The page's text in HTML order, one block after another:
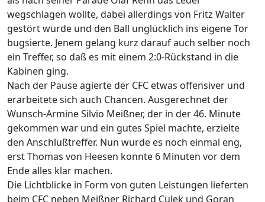
wegschlagen wollte, dabei allerdings von Fritz Walter
gestört wurde und den Ball unglücklich ins eigene Tor
bugsierte. Jenem gelang kurz darauf auch selber noch
ein Treffer, so daß es mit einem 2:0-Rückstand in die
Kabinen ging.
Nach der Pause agierte der CFC etwas offensiver und
erarbeitete sich auch Chancen. Ausgerechnet der
Wunsch-Armine Silvio Meißner, der in der 46. Minute
gekommen war und ein gutes Spiel machte, erzielte
den Anschlußtreffer. Nun wurde es noch einmal eng,
erst Thomas von Heesen konnte 6 Minuten vor dem
Ende alles klar machen.
Die Lichtblicke in Form von guten Leistungen lieferten
beim CFC neben Meißner Richard Culek und Goran